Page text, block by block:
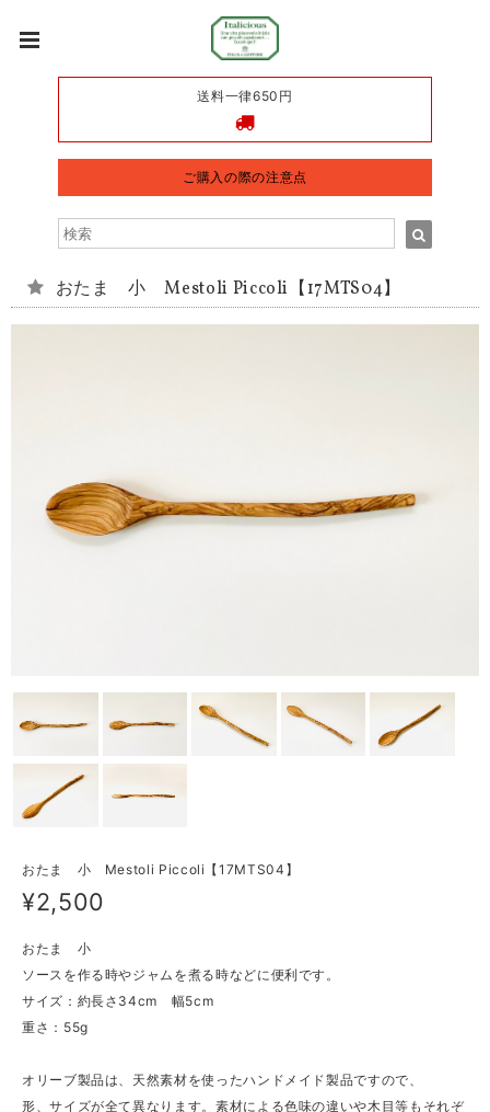
送料一律650円
ご購入の際の注意点
おたま 小 Mestoli Piccoli【17MTS04】
おたま 小 Mestoli Piccoli【17MTS04】
¥2,500
おたま 小
ソースを作る時やジャムを煮る時などに便利です。
サイズ：約長さ34cm 幅5cm
重さ：55g
オリーブ製品は、天然素材を使ったハンドメイド製品ですので、
形、サイズが全て異なります。素材による色味の違いや木目等もそれぞ